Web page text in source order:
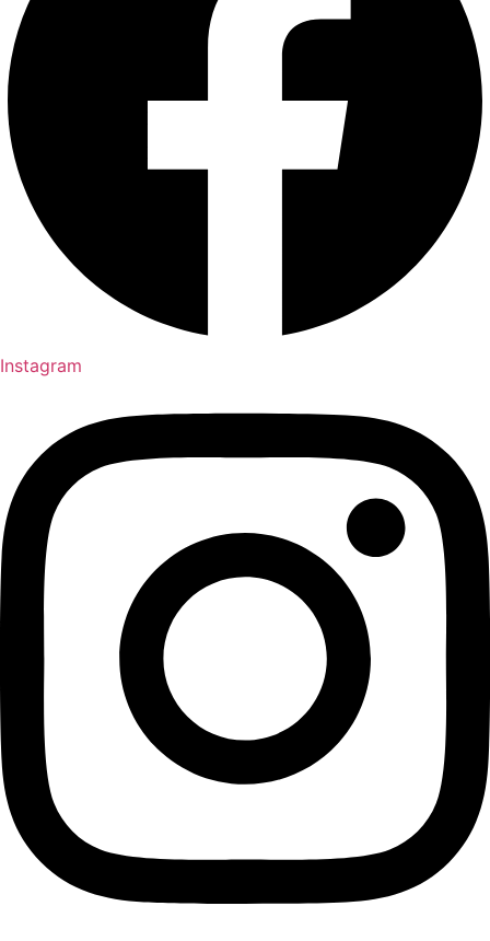
Instagram